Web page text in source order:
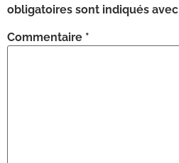
obligatoires sont indiqués avec
Commentaire *